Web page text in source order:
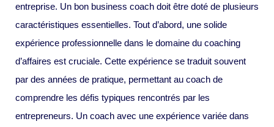
entreprise. Un bon business coach doit être doté de plusieurs
caractéristiques essentielles. Tout d’abord, une solide
expérience professionnelle dans le domaine du coaching
d’affaires est cruciale. Cette expérience se traduit souvent
par des années de pratique, permettant au coach de
comprendre les défis typiques rencontrés par les
entrepreneurs. Un coach avec une expérience variée dans